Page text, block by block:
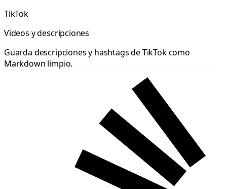
TikTok
Videos y descripciones
Guarda descripciones y hashtags de TikTok como
Markdown limpio.